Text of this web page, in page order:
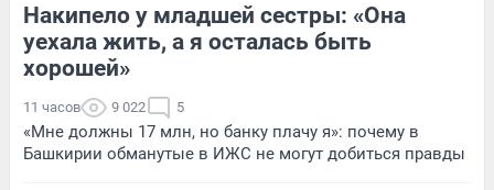
Накипело у младшей сестры: «Она
уехала жить, а я осталась быть
хорошей»
11 часов 9 022 5
«Мне должны 17 млн, но банку плачу я»: почему в
Башкирии обманутые в ИЖС не могут добиться правды